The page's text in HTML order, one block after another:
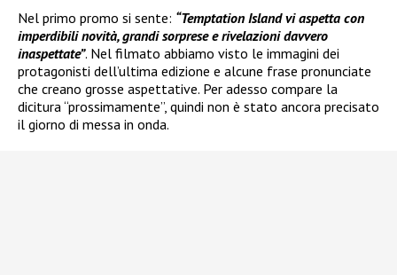
Nel primo promo si sente: “Temptation Island vi aspetta con
imperdibili novità, grandi sorprese e rivelazioni davvero
inaspettate”. Nel filmato abbiamo visto le immagini dei
protagonisti dell’ultima edizione e alcune frase pronunciate
che creano grosse aspettative. Per adesso compare la
dicitura “prossimamente”, quindi non è stato ancora precisato
il giorno di messa in onda.